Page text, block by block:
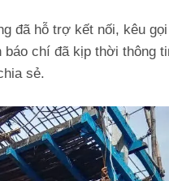
đã hỗ trợ kết nối, kêu
chí đã kịp thời thông
sẻ.